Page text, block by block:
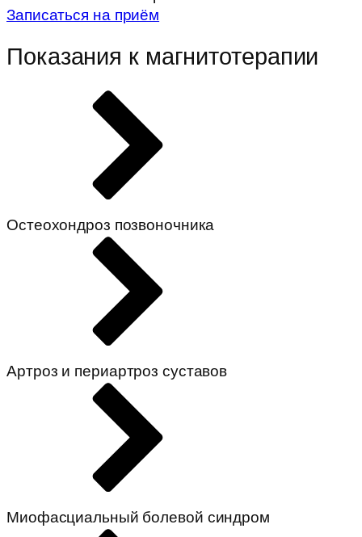
Записаться на приём
Показания к магнитотерапии
Остеохондроз позвоночника
Артроз и периартроз суставов
Миофасциальный болевой синдром